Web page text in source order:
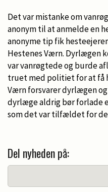
Det var mistanke om
anonym til at anmelde en
anonyme tip fik
Hestenes Værn. Dyrlægen
var vanrøgtede og burde
truet med politiet for at få
Værn forsvarer dyrlægen
dyrlæge aldrig bør forlade
som det var tilfældet for de
Del nyheden på: